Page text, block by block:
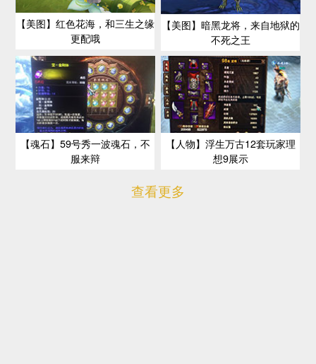
【美图】红色花海，和三生之缘
更配哦
【美图】暗黑龙将，来自地狱的
不死之王
【魂石】59号秀一波魂石，不
服来辩
【人物】浮生万古12套玩家理
想9展示
查看更多